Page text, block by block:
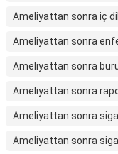
Ameliyattan sonra iç
Ameliyattan sonra
Ameliyattan sonra
Ameliyattan sonra
Ameliyattan sonra
Ameliyattan sonra